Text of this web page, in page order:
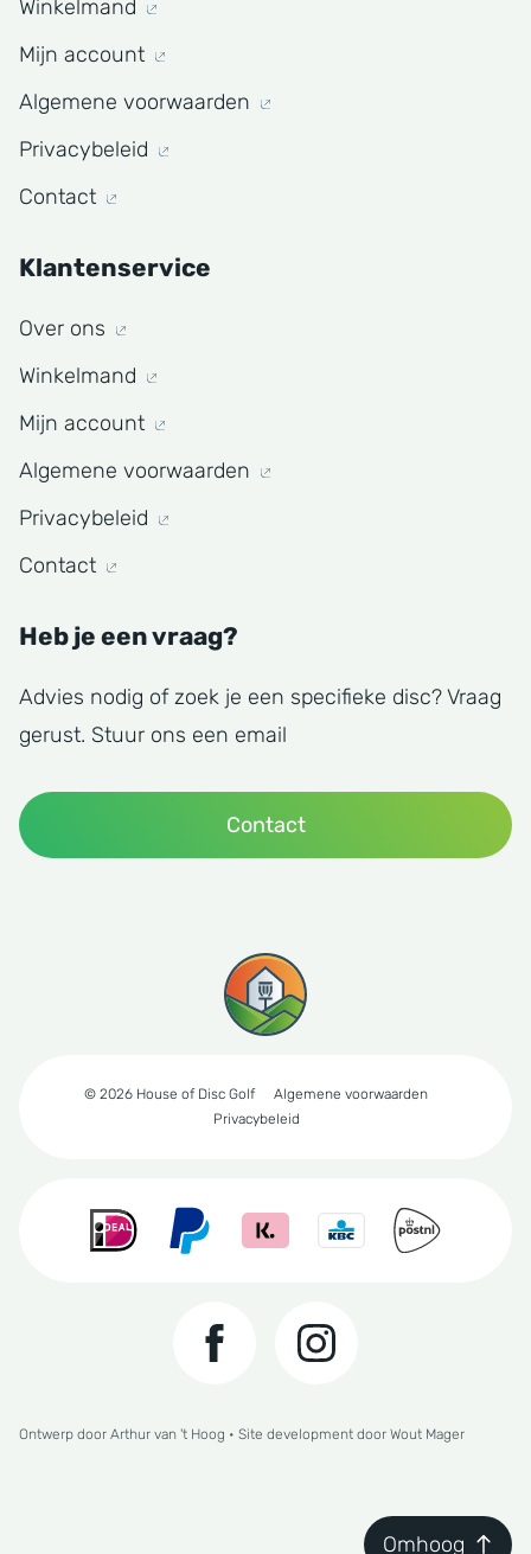
Winkelmand
Mijn account
Algemene voorwaarden
Privacybeleid
Contact
Klantenservice
Over ons
Winkelmand
Mijn account
Algemene voorwaarden
Privacybeleid
Contact
Heb je een vraag?
Advies nodig of zoek je een specifieke disc? Vraag
gerust. Stuur ons een email
Contact
© 2026 House of Disc Golf
Algemene voorwaarden
Privacybeleid
Ontwerp door Arthur van 't Hoog • Site development door Wout Mager
Omhoog